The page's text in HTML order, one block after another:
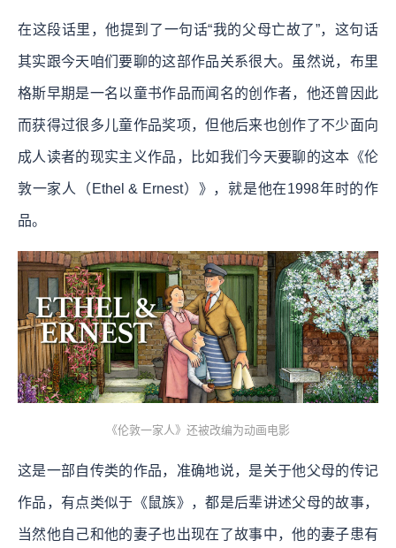
在这段话里，他提到了一句话“我的父母亡故了”，这句话
其实跟今天咱们要聊的这部作品关系很大。虽然说，布里
格斯早期是一名以童书作品而闻名的创作者，他还曾因此
而获得过很多儿童作品奖项，但他后来也创作了不少面向
成人读者的现实主义作品，比如我们今天要聊的这本《伦
敦一家人（Ethel & Ernest）》，就是他在1998年时的作
品。
《伦敦一家人》还被改编为动画电影
这是一部自传类的作品，准确地说，是关于他父母的传记
作品，有点类似于《鼠族》，都是后辈讲述父母的故事，
当然他自己和他的妻子也出现在了故事中，他的妻子患有